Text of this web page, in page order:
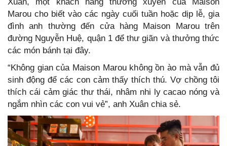
Marou cho biết vào các ngày cuối tuần hoặc dịp lễ, gia
đình anh thường đến cửa hàng Maison Marou trên
đường Nguyễn Huệ, quận 1 để thư giãn và thưởng thức
các món bánh tại đây.
“Không gian của Maison Marou không ồn ào mà vẫn đủ
sinh động để các con cảm thấy thích thú. Vợ chồng tôi
thích cái cảm giác thư thái, nhâm nhi ly cacao nóng và
ngắm nhìn các con vui vẻ”, anh Xuân chia sẻ.